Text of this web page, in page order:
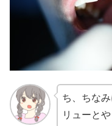
ち、ちな
リューと